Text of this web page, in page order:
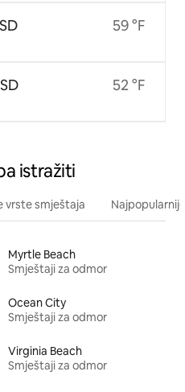
59 °F
52 °F
istražiti
vrste smještaja
Myrtle Beach
Smještaji za odmor
Ocean City
Smještaji za odmor
Virginia Beach
Smještaji za odmor